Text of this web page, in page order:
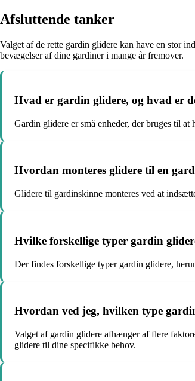
Afsluttende tanker
Valget af de rette gardin glidere kan have en stor
bevægelser af dine gardiner i mange år fremover.
Hvad er gardin glidere, og hvad er
Gardin glidere er små enheder, der bruges til
Hvordan monteres glidere til en
Glidere til gardinskinne monteres ved at
Hvilke forskellige typer gardin
Der findes forskellige typer gardin glidere,
Hvordan ved jeg, hvilken type
Valget af gardin glidere afhænger af flere
glidere til dine specifikke behov.